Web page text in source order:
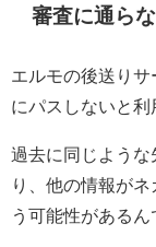
審査に通ら
エルモの後送り
にパスしないと利
過去に同じような
り、他の情報が
う可能性があるん